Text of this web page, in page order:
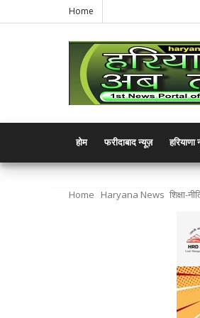
Home
होम फरीदाबाद न्यूज़ हरियाणा
Home Haryana News शिक्षा-